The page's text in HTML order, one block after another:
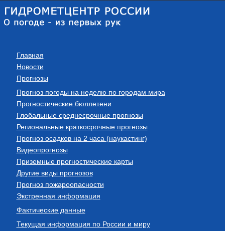
Главная
Новости
Прогнозы
Прогноз погоды на неделю по городам мира
Прогностические бюллетени
Глобальные среднесрочные прогнозы
Региональные краткосрочные прогнозы
Прогноз осадков на 2 часа (наукастинг)
Видеопрогнозы
Приземные прогностические карты
Другие виды прогнозов
Прогноз пожароопасности
Экстренная информация
Фактические данные
Текущая информация по России и миру